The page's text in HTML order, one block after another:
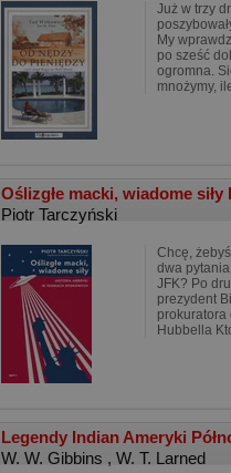
Już w trzy
My
po sześć
ogromna.
mnożymy,
Oślizgłe macki, wiadome
Piotr Tarczyński
Chcę,
dwa
JFK? Po
prezydent
Hubbella
Legendy Indian Ameryki
W. W. Gibbins , W. T. Larned